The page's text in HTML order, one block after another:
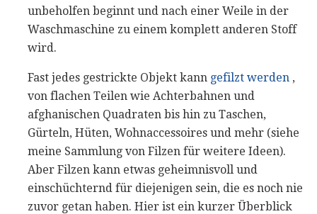
unbeholfen beginnt und nach einer Weile in der
Waschmaschine zu einem komplett anderen Stoff
wird.
Fast jedes gestrickte Objekt kann gefilzt werden ,
von flachen Teilen wie Achterbahnen und
afghanischen Quadraten bis hin zu Taschen,
Gürteln, Hüten, Wohnaccessoires und mehr (siehe
meine Sammlung von Filzen für weitere Ideen).
Aber Filzen kann etwas geheimnisvoll und
einschüchternd für diejenigen sein, die es noch nie
zuvor getan haben. Hier ist ein kurzer Überblick